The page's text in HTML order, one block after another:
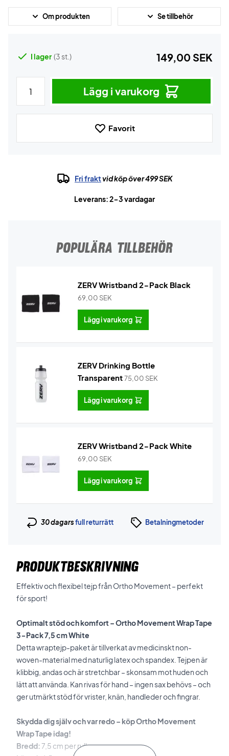
Om produkten Se tillbehör
I lager (3 st.) 149,00 SEK
Lägg i varukorg
Favorit
Fri fraktvid köp över 499 SEK
Leverans: 2-3 vardagar
POPULÄRA TILLBEHÖR
ZERV Wristband 2-Pack Black
69,00 SEK
Lägg i varukorg
ZERV Drinking Bottle
Transparent75,00 SEK
Lägg i varukorg
ZERV Wristband 2-Pack White
69,00 SEK
Lägg i varukorg
30 dagarsfull returrätt Betalningmetoder
PRODUKTBESKRIVNING
Effektiv och flexibel tejp från Ortho Movement – perfekt
för sport!
Optimalt stöd och komfort – Ortho Movement Wrap Tape
3-Pack 7,5 cm White
Detta wraptejp-paket är tillverkat av medicinskt non-
woven-material med naturlig latex och spandex. Tejpen är
klibbig, andas och är stretchbar – skonsam mot huden och
lätt att använda. Kan rivas för hand – ingen sax behövs – och
ger utmärkt stöd för vrister, knän, handleder och fingrar.
Skydda dig själv och var redo – köp Ortho Movement
Wrap Tape idag!
Bredd:7,5 cm per rulle